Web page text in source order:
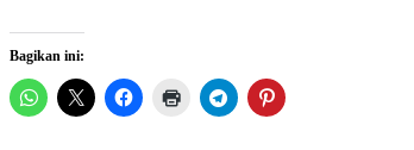
Bagikan ini: